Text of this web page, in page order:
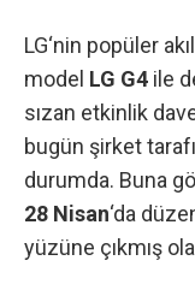
LG‘nin popüler
model LG G4 ile
sızan etkinlik
bugün şirket
durumda. Buna
28 Nisan‘da
yüzüne çıkmış